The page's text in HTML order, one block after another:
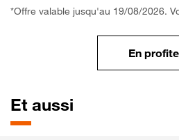
*Offre valable jusqu'au 19/08/2026.
En
Et aussi